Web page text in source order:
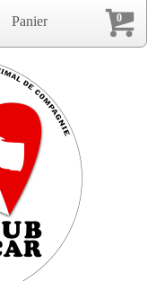
0
Panier